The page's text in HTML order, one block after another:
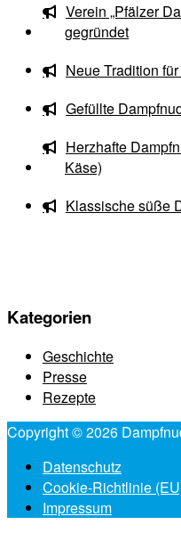
Verein „Pfälzer
gegründet
Neue Tradition
Gefüllte
Herzhafte
Käse)
Klassische süße
Kategorien
Geschichte
Presse
Rezepte
Copyright © 2026
Datenschutz
Cookie-Richtlinie
Impressum